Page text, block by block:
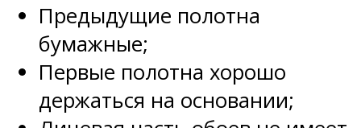
Предыдущие полотна
бумажные;
Первые полотна хорошо
держаться на основании;